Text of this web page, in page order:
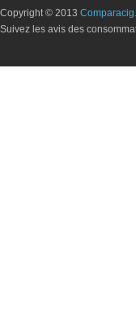
Copyright © 2013
Suivez les avis des